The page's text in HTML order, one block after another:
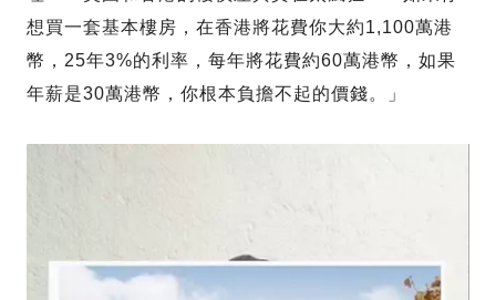
想買一套基本樓房，在香港將花費你大約1,100萬港
幣，25年3%的利率，每年將花費約60萬港幣，如果
年薪是30萬港幣，你根本負擔不起的價錢。」